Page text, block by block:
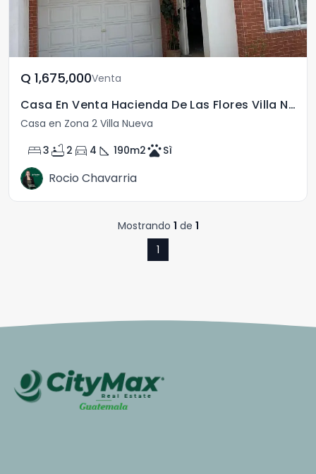
Q	1,675,000Venta
Casa En Venta Hacienda De Las Flores Villa Nueva
Casa en Zona 2 Villa Nueva
bed3 bathtub 2 directions_car 4 square_foot 190m2petsSì
Rocio Chavarria
Mostrando 1 de 1
1